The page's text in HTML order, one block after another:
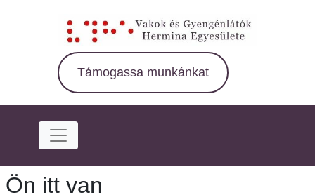
Támogassa munkánkat
Ön itt van